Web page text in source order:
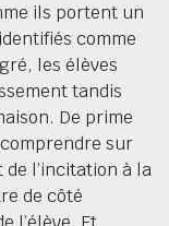
ils portent un
comme
les élèves
tandis
De prime
sur
l’incitation à la
de côté